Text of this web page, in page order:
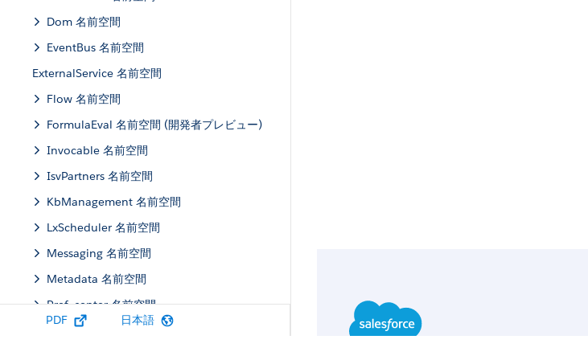
Dom 名前空間
EventBus 名前空間
ExternalService 名前空間
Flow 名前空間
FormulaEval 名前空間 (開発者プレビュー)
Invocable 名前空間
IsvPartners 名前空間
KbManagement 名前空間
LxScheduler 名前空間
Messaging 名前空間
Metadata 名前空間
Pref_center 名前空間
Process 名前空間
PDF 日本語